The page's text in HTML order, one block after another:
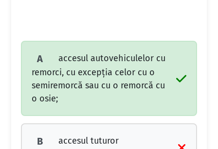
A
accesul autovehiculelor cu
remorci, cu excepţia celor cu o
semiremorcă sau cu o remorcă cu
o osie;
B
accesul tuturor